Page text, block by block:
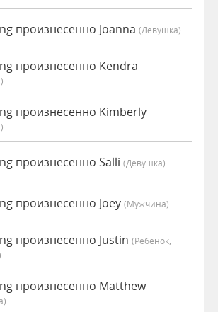
произнесенно Joanna (девушка)
произнесенно Kendra
произнесенно Kimberly
произнесенно Salli (девушка)
произнесенно Joey (мужчина)
произнесенно Justin (Ребёнок,
произнесенно Matthew